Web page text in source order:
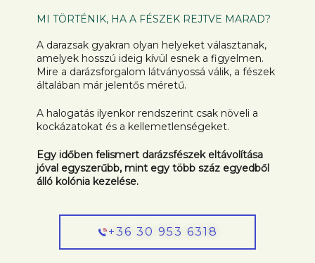
MI TÖRTÉNIK, HA A FÉSZEK REJTVE MARAD?
A darazsak gyakran olyan helyeket választanak,
amelyek hosszú ideig kívül esnek a figyelmen.
Mire a darázsforgalom látványossá válik, a fészek
általában már jelentős méretű.
A halogatás ilyenkor rendszerint csak növeli a
kockázatokat és a kellemetlenségeket.
Egy időben felismert darázsfészek eltávolítása
jóval egyszerűbb, mint egy több száz egyedből
álló kolónia kezelése.
+36 30 953 6318